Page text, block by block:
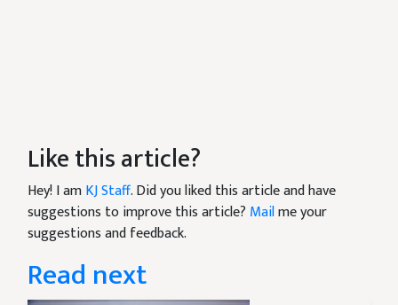
Like this article?
Hey! I amKJ Staff. Did you liked this article and have
suggestions to improve this article? Mailme your
suggestions and feedback.
Read next